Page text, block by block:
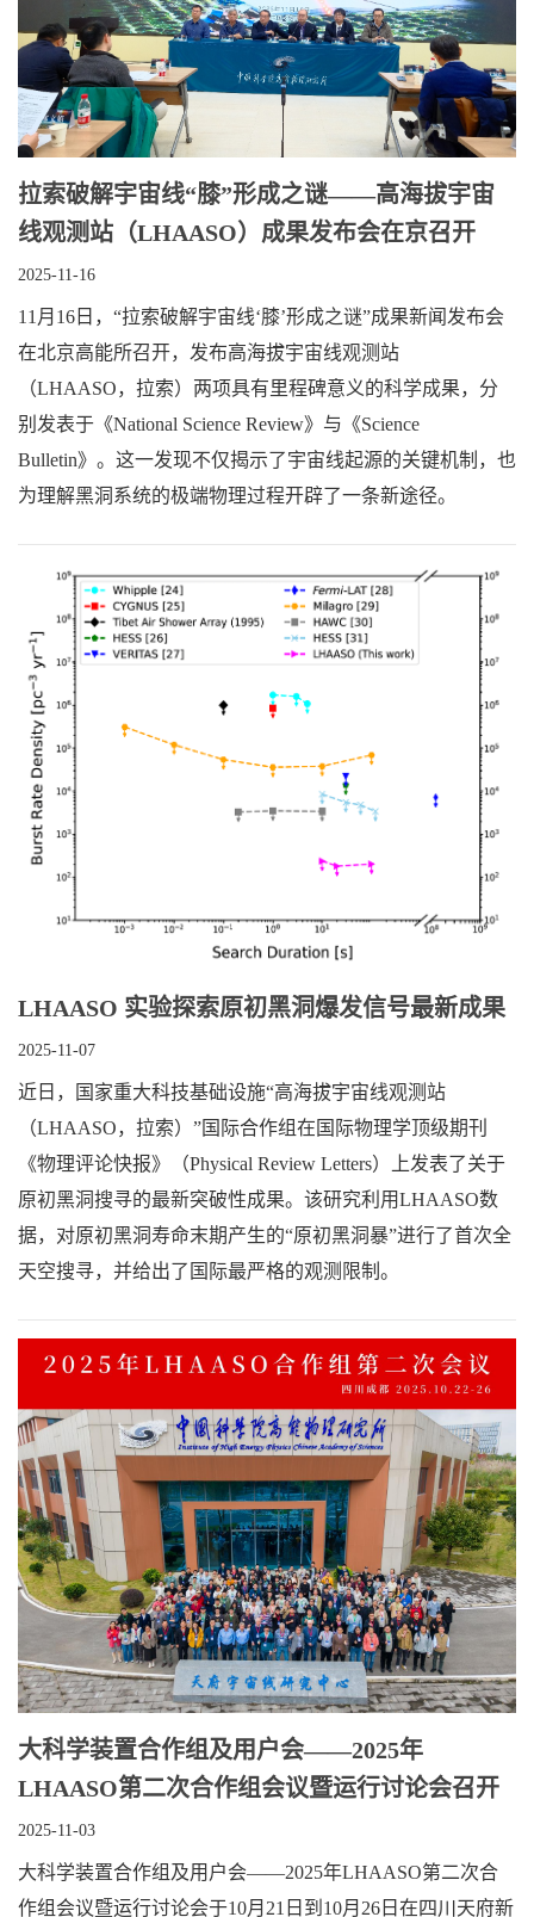
​拉索破解宇宙线“膝”形成之谜——高海拔宇宙
线观测站（LHAASO）成果发布会在京召开
2025-11-16
11月16日，“拉索破解宇宙线‘膝’形成之谜”成果新闻发布会
在北京高能所召开，发布高海拔宇宙线观测站
（LHAASO，拉索）两项具有里程碑意义的科学成果，分
别发表于《National Science Review》与《Science
Bulletin》。这一发现不仅揭示了宇宙线起源的关键机制，也
为理解黑洞系统的极端物理过程开辟了一条新途径。
LHAASO 实验探索原初黑洞爆发信号最新成果
2025-11-07
近日，国家重大科技基础设施“高海拔宇宙线观测站
（LHAASO，拉索）”国际合作组在国际物理学顶级期刊
《物理评论快报》（Physical Review Letters）上发表了关于
原初黑洞搜寻的最新突破性成果。该研究利用LHAASO数
据，对原初黑洞寿命末期产生的“原初黑洞暴”进行了首次全
天空搜寻，并给出了国际最严格的观测限制。
大科学装置合作组及用户会——2025年
LHAASO第二次合作组会议暨运行讨论会召开​
2025-11-03
大​科学装置合作组及用户会——2025年LHAASO第二次合
作组会议暨运行讨论会于10月21日到10月26日在四川天府新